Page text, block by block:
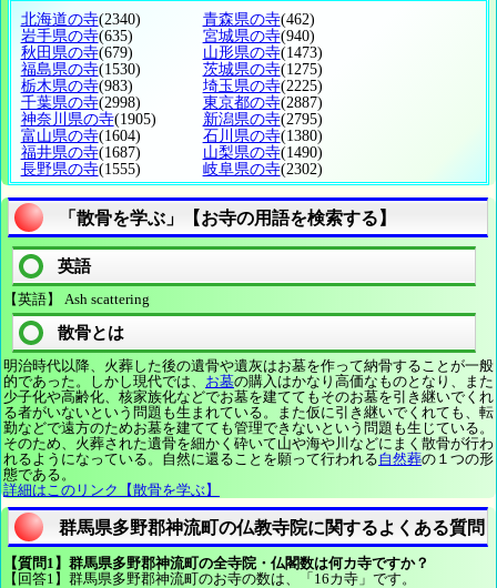
北海道の寺(2340) 青森県の寺(462)
岩手県の寺(635) 宮城県の寺(940)
秋田県の寺(679) 山形県の寺(1473)
福島県の寺(1530) 茨城県の寺(1275)
栃木県の寺(983) 埼玉県の寺(2225)
千葉県の寺(2998) 東京都の寺(2887)
神奈川県の寺(1905) 新潟県の寺(2795)
富山県の寺(1604) 石川県の寺(1380)
福井県の寺(1687) 山梨県の寺(1490)
長野県の寺(1555) 岐阜県の寺(2302)
「散骨を学ぶ」【お寺の用語を検索する】
英語
【英語】 Ash scattering
散骨とは
明治時代以降、火葬した後の遺骨や遺灰はお墓を作って納骨することが一般
的であった。しかし現代では、 お墓の購入はかなり高価なものとなり、また
少子化や高齢化、核家族化などでお墓を建ててもそのお墓を引き継いでくれ
る者がいないという問題も生まれている。また仮に引き継いでくれても、転
勤などで遠方のためお墓を建てても管理できないという問題も生じている。
そのため、火葬された遺骨を細かく砕いて山や海や川などにまく散骨が行わ
れるようになっている。自然に還ることを願って行われる自然葬の１つの形
態である。
詳細はこのリンク【散骨を学ぶ】
群馬県多野郡神流町の仏教寺院に関するよくある質問
【質問1】群馬県多野郡神流町の全寺院・仏閣数は何カ寺ですか？
【回答1】群馬県多野郡神流町のお寺の数は、「16カ寺」です。